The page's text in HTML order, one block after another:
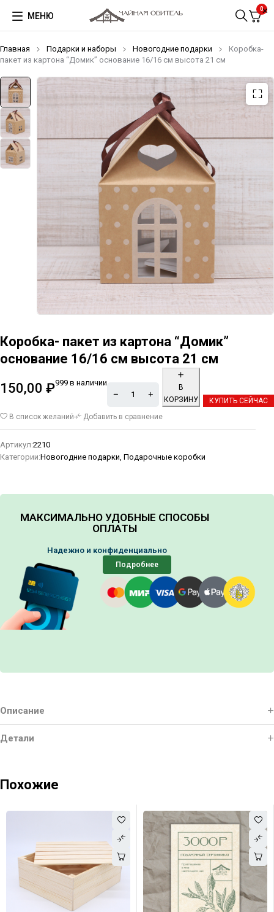
МЕНЮ
0
Главная Подарки и наборы Новогодние подарки
Коробка-
пакет из картона “Домик” основание 16/16 см высота 21 см
Коробка- пакет из картона “Домик”
основание 16/16 см высота 21 см
150,00 ₽999 в наличии
В
КОРЗИНУ
КУПИТЬ СЕЙЧАС
В список желаний Добавить в сравнение
Артикул:2210
Категории:Новогодние подарки, Подарочные коробки
МАКСИМАЛЬНО УДОБНЫЕ СПОСОБЫ
ОПЛАТЫ
Надежно и конфиденциально
Подробнее
Описание
Детали
Похожие